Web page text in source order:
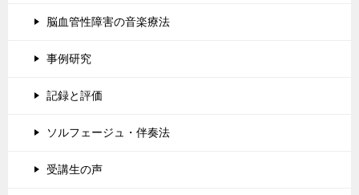
脳血管性障害の音楽療法
事例研究
記録と評価
ソルフェージュ・伴奏法
受講生の声